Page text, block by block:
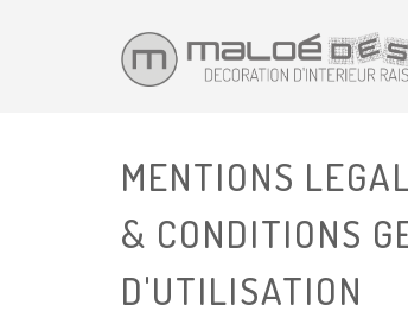
MENTIONS
& CONDITIONS
D'UTILISATION